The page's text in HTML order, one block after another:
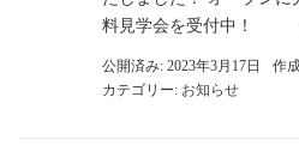
料見学会を受付中！
公開済み: 2023年3月17日 作
カテゴリー: お知らせ